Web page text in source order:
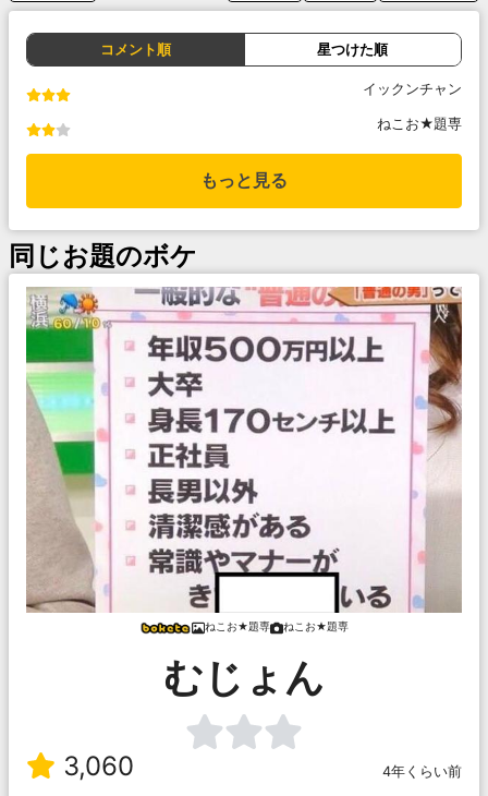
コメント順 星つけた順
イックンチャン
ねこお★題専
もっと見る
同じお題のボケ
ねこお★題専 ねこお★題専
むじょん
3,060 4年くらい前